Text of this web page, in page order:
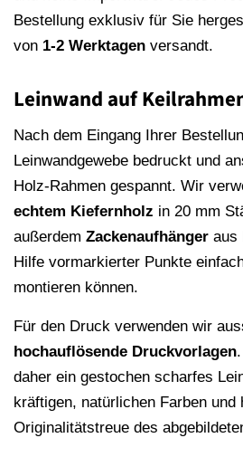
Bestellung exklusiv für Sie
von 1-2 Werktagen versandt.
Leinwand auf
Nach dem Eingang Ihrer
Leinwandgewebe bedruckt und
Holz-Rahmen gespannt. Wir
echtem Kiefernholz in 20 mm
außerdem Zackenaufhänger aus
Hilfe vormarkierter Punkte
montieren können.
Für den Druck verwenden wir
hochauflösende Druckvorlagen
daher ein gestochen scharfes
kräftigen, natürlichen Farben und
Originalitätstreue des